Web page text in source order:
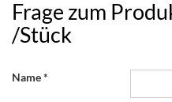
Frage zum
/Stück
Name